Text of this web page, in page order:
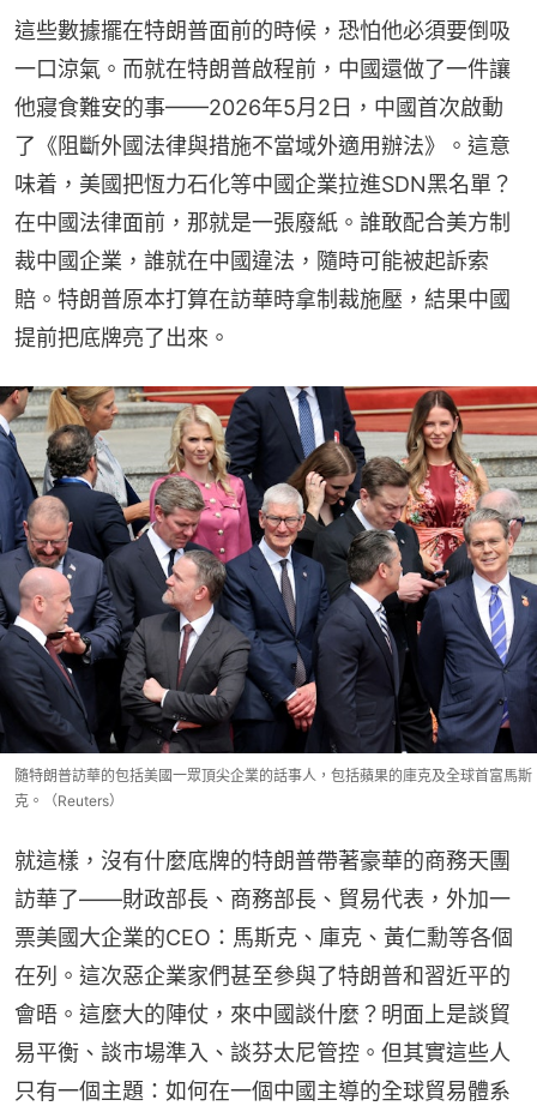
這些數據擺在特朗普面前的時候，恐怕他必須要倒吸
一口涼氣。而就在特朗普啟程前，中國還做了一件讓
他寢食難安的事——2026年5月2日，中國首次啟動
了《阻斷外國法律與措施不當域外適用辦法》。這意
味着，美國把恆力石化等中國企業拉進SDN黑名單？
在中國法律面前，那就是一張廢紙。誰敢配合美方制
裁中國企業，誰就在中國違法，隨時可能被起訴索
賠。特朗普原本打算在訪華時拿制裁施壓，結果中國
提前把底牌亮了出來。
隨特朗普訪華的包括美國一眾頂尖企業的話事人，包括蘋果的庫克及全球首富馬斯
克。（Reuters）
就這樣，沒有什麼底牌的特朗普帶著豪華的商務天團
訪華了——財政部長、商務部長、貿易代表，外加一
票美國大企業的CEO：馬斯克、庫克、黃仁勳等各個
在列。這次惡企業家們甚至參與了特朗普和習近平的
會晤。這麼大的陣仗，來中國談什麼？明面上是談貿
易平衡、談市場準入、談芬太尼管控。但其實這些人
只有一個主題：如何在一個中國主導的全球貿易體系